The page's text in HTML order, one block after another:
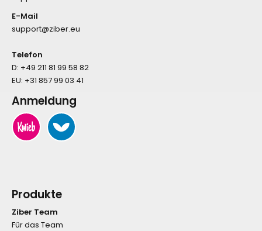
E-Mail
support@ziber.eu
Telefon
D: +49 211 81 99 58 82
EU: +31 857 99 03 41
Anmeldung
Produkte
Ziber Team
Für das Team